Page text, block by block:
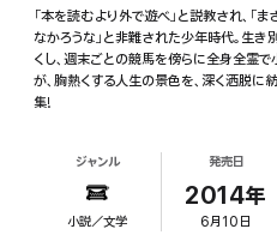
「本を読むより外で遊べ」と説教され、「
なかろうな」と非難された少年時代。生
くし、週末ごとの競馬を傍らに全身全霊
が、胸熱くする人生の景色を、深く洒脱に
集!
ジャンル
小説／文学
発売日
2014年
6月10日